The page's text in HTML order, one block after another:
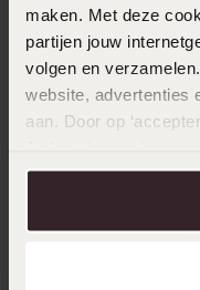
maken. Met deze
partijen jouw
volgen en
website, advertenties
aan. Door op
over in ons
Anderen